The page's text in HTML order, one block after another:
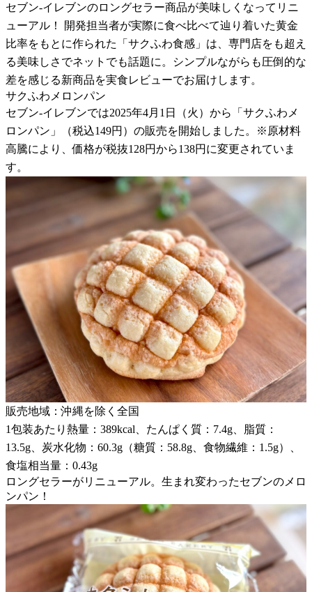
セブン-イレブンのロングセラー商品が美味しくなってリニ
ューアル！ 開発担当者が実際に食べ比べて辿り着いた黄金
比率をもとに作られた「サクふわ食感」は、専門店をも超え
る美味しさでネットでも話題に。シンプルながらも圧倒的な
差を感じる新商品を実食レビューでお届けします。
サクふわメロンパン
セブン-イレブンでは2025年4月1日（火）から「サクふわメ
ロンパン」（税込149円）の販売を開始しました。※原材料
高騰により、価格が税抜128円から138円に変更されていま
す。
販売地域：沖縄を除く全国
1包装あたり熱量：389kcal、たんぱく質：7.4g、脂質：
13.5g、炭水化物：60.3g（糖質：58.8g、食物繊維：1.5g）、
食塩相当量：0.43g
ロングセラーがリニューアル。生まれ変わったセブンのメロ
ンパン！